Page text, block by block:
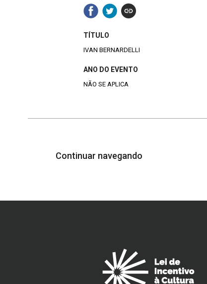
TÍTULO
IVAN BERNARDELLI
ANO DO EVENTO
NÃO SE APLICA
Continuar navegando